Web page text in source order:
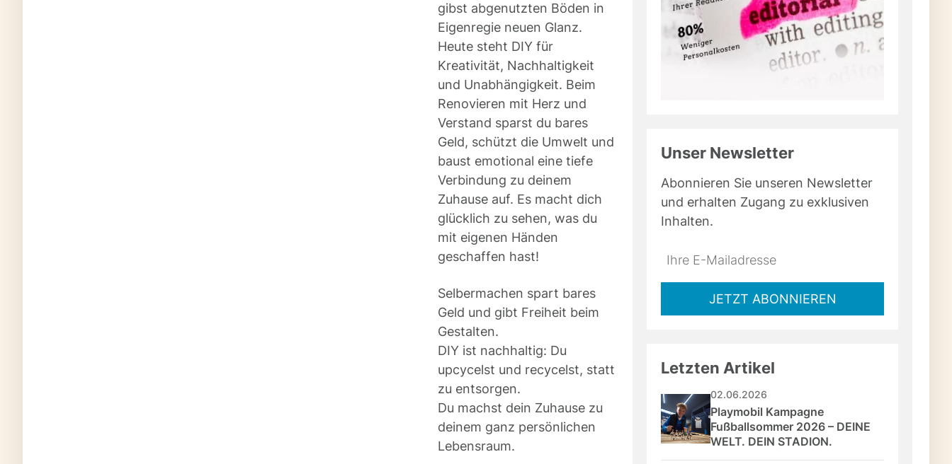
gibst abgenutzten Böden in
Eigenregie neuen Glanz.
Heute steht DIY für
Kreativität, Nachhaltigkeit
und Unabhängigkeit. Beim
Renovieren mit Herz und
Verstand sparst du bares
Geld, schützt die Umwelt und
baust emotional eine tiefe
Verbindung zu deinem
Zuhause auf. Es macht dich
glücklich zu sehen, was du
mit eigenen Händen
geschaffen hast!
Selbermachen spart bares
Geld und gibt Freiheit beim
Gestalten.
DIY ist nachhaltig: Du
upcycelst und recycelst, statt
zu entsorgen.
Du machst dein Zuhause zu
deinem ganz persönlichen
Lebensraum.
Unser Newsletter
Abonnieren Sie unseren Newsletter
und erhalten Zugang zu exklusiven
Inhalten.
Do
*Ihre
Mailadresse:JETZT ABONNIEREN
Letzten Artikel
02.06.2026
Playmobil Kampagne
Fußballsommer 2026 – DEINE
WELT. DEIN STADION.